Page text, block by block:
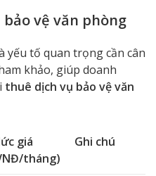
vệ văn phòng
yếu tố quan trọng cần cân
khảo, giúp doanh
thuê dịch vụ bảo vệ văn
giá
tháng)
Ghi chú